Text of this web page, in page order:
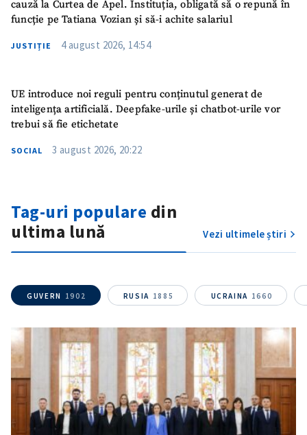
cauză la Curtea de Apel. Instituția, obligată să o repună în
funcție pe Tatiana Vozian și să-i achite salariul
JUSTIȚIE 4 august 2026, 14:54
UE introduce noi reguli pentru conținutul generat de
inteligența artificială. Deepfake-urile și chatbot-urile vor
trebui să fie etichetate
SOCIAL 3 august 2026, 20:22
Tag-uri populare din
ultima lună
Vezi ultimele știri
GUVERN 1902 RUSIA 1885 UCRAINA 1660
ȘTIREA MEA
Titlu știre+ Adaugă titlu
Mesajul știrei
+ Mesajul știrei
CONTACT SURSĂ